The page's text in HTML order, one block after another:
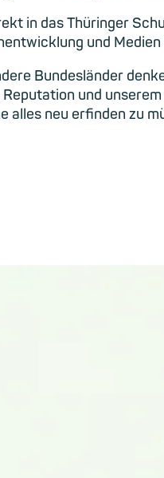
in das Thüringer
und
Bundesländer
und
alles neu erfinden zu